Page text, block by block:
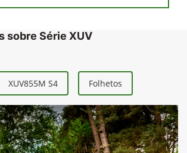
sobre Série XUV
XUV855M S4 Folhetos